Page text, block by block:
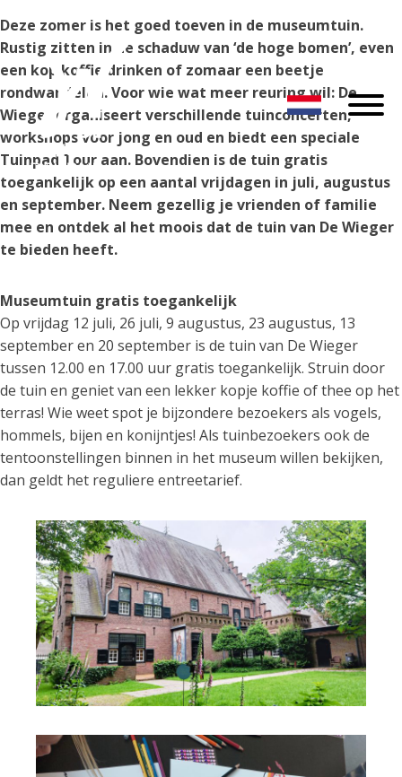
Deze zomer is het goed toeven in de museumtuin.
Rustig zitten in de schaduw van ‘de hoge bomen’, even
een kop koffie drinken of zomaar een beetje
rondwandelen. Voor wie wat meer reuring wil: De
Wieger organiseert verschillende tuinconcerten,
workshops voor jong en oud en biedt een speciale
Tuinpad Tour aan. Bovendien is de tuin gratis
toegankelijk op een aantal vrijdagen in juli, augustus
en september. Neem gezellig je vrienden of familie
mee en ontdek al het moois dat de tuin van De Wieger
te bieden heeft.
Museumtuin gratis toegankelijk
Op vrijdag 12 juli, 26 juli, 9 augustus, 23 augustus, 13
september en 20 september is de tuin van De Wieger
tussen 12.00 en 17.00 uur gratis toegankelijk. Struin door
de tuin en geniet van een lekker kopje koffie of thee op het
terras! Wie weet spot je bijzondere bezoekers als vogels,
hommels, bijen en konijntjes! Als tuinbezoekers ook de
tentoonstellingen binnen in het museum willen bekijken,
dan geldt het reguliere entreetarief.